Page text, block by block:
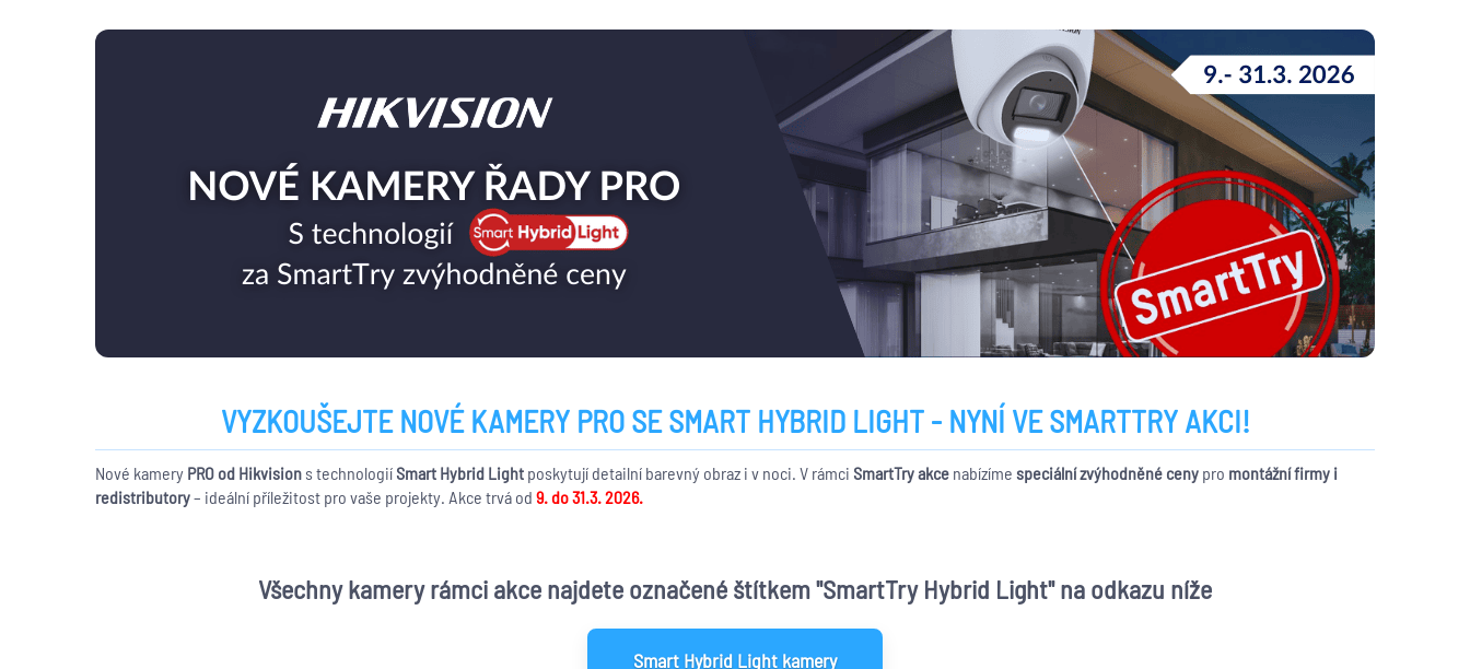
VYZKOUŠEJTE NOVÉ KAMERY PRO SE SMART HYBRID LIGHT - NYNÍ VE SMARTTRY AKCI!
Nové kamery PRO od Hikvision s technologií Smart Hybrid Light poskytují detailní barevný obraz i v noci. V rámci SmartTry akce nabízíme speciální zvýhodněné ceny pro montážní firmy i
redistributory– ideální příležitost pro vaše projekty. Akce trvá od 9. do 31.3. 2026.
Všechny kamery rámci akce najdete označené štítkem "SmartTry Hybrid Light" na odkazu níže
Smart Hybrid Light kamery